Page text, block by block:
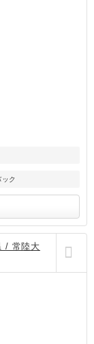
ク
/ 常陸大